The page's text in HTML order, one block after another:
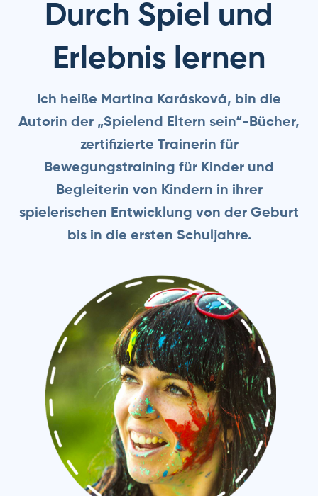
Durch Spiel und
Erlebnis lernen
Ich heiße Martina Karásková, bin die
Autorin der „Spielend Eltern sein“-Bücher,
zertifizierte Trainerin für
Bewegungstraining für Kinder und
Begleiterin von Kindern in ihrer
spielerischen Entwicklung von der Geburt
bis in die ersten Schuljahre.